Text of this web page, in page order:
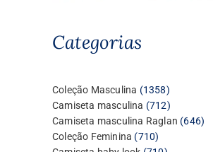
Categorias
Coleção Masculina 13581358
produtos
Camiseta masculina 712712
produtos
Camiseta masculina Raglan 646646
Coleção Feminina 710710